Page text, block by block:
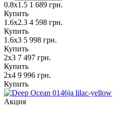
0.8х1.5 1 689 грн.
Купить
1.6х2.3 4 598 грн.
Купить
1.6х3 5 998 грн.
Купить
2х3 7 497 грн.
Купить
2х4 9 996 грн.
Купить
Акция